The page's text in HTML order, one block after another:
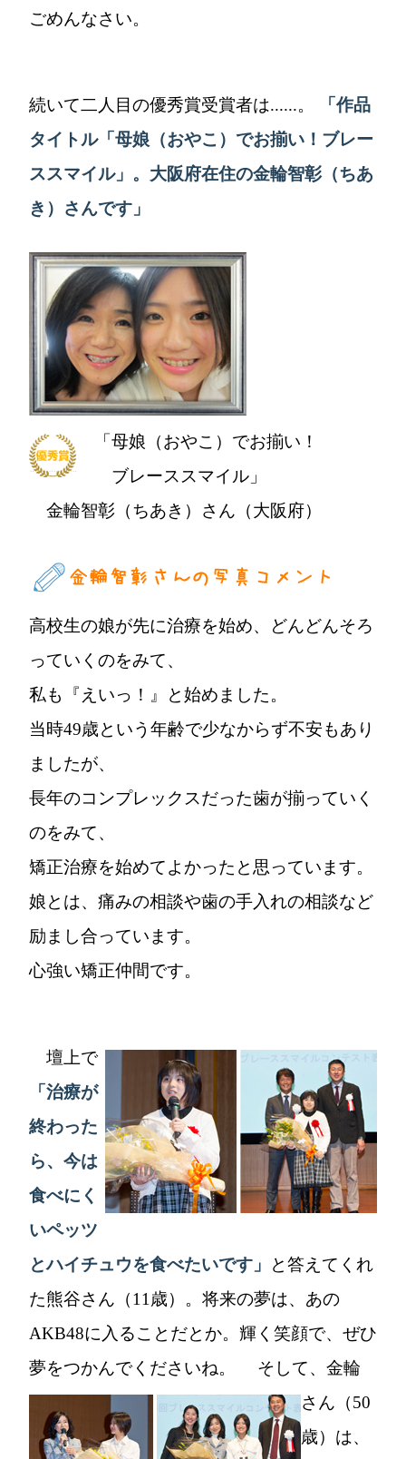
ごめんなさい。
続いて二人目の優秀賞受賞者は......。
「作品
タイトル「母娘（おやこ）でお揃い！ブレー
ススマイル」。大阪府在住の金輪智彰（ちあ
き）さんです」
「母娘（おやこ）でお揃い！
ブレーススマイル」
金輪智彰（ちあき）さん（大阪府）
高校生の娘が先に治療を始め、どんどんそろ
っていくのをみて、
私も『えいっ！』と始めました。
当時49歳という年齢で少なからず不安もあり
ましたが、
長年のコンプレックスだった歯が揃っていく
のをみて、
矯正治療を始めてよかったと思っています。
娘とは、痛みの相談や歯の手入れの相談など
励まし合っています。
心強い矯正仲間です。
壇上で
「治療が
終わった
ら、今は
食べにく
いペッツ
とハイチュウを食べたいです」
と答えてくれ
た熊谷さん（11歳）。将来の夢は、あの
AKB48に入ることだとか。輝く笑顔で、ぜひ
夢をつかんでくださいね。
そして、金輪
さん（50
歳）は、